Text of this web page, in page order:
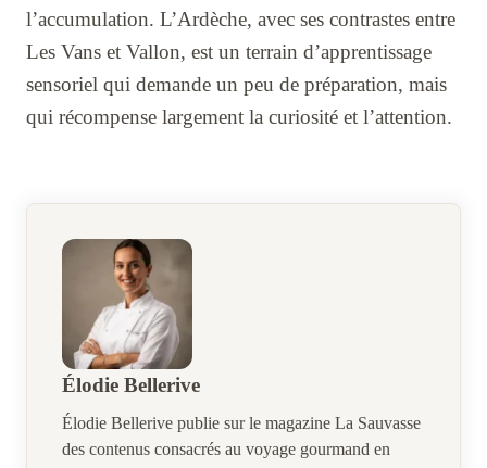
l’accumulation. L’Ardèche, avec ses contrastes entre
Les Vans et Vallon, est un terrain d’apprentissage
sensoriel qui demande un peu de préparation, mais
qui récompense largement la curiosité et l’attention.
Élodie Bellerive
Élodie Bellerive publie sur le magazine La Sauvasse
des contenus consacrés au voyage gourmand en